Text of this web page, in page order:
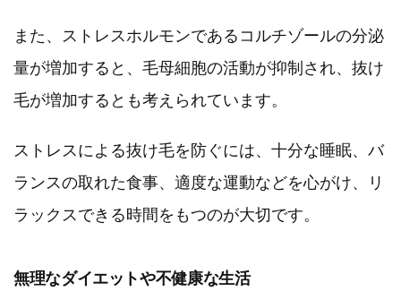
また、ストレスホルモンであるコルチゾールの分泌
量が増加すると、毛母細胞の活動が抑制され、抜け
毛が増加するとも考えられています。
ストレスによる抜け毛を防ぐには、十分な睡眠、バ
ランスの取れた食事、適度な運動などを心がけ、リ
ラックスできる時間をもつのが大切です。
無理なダイエットや不健康な生活